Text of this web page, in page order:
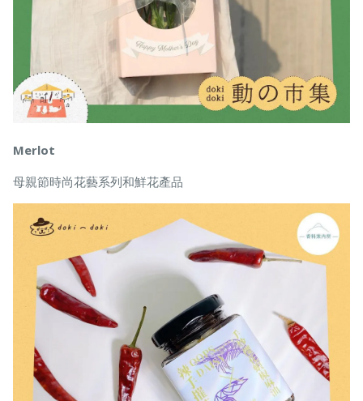
Merlot
母親節時尚花藝系列和鮮花產品